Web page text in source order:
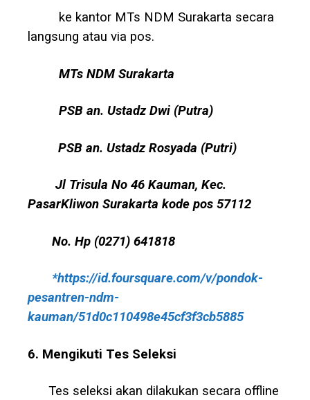
ke kantor MTs NDM Surakarta secara
langsung atau via pos.
MTs NDM Surakarta
PSB an. Ustadz Dwi (Putra)
PSB an. UstadzRosyada (Putri)
Jl Trisula No 46 Kauman, Kec.
PasarKliwon Surakarta kode pos 57112
No. Hp (0271) 641818
*https://id.foursquare.com/v/pondok-
pesantren-ndm-
kauman/51d0c110498e45cf3f3cb5885
6. Mengikuti Tes Seleksi
Tes seleksi akan dilakukan secara offline